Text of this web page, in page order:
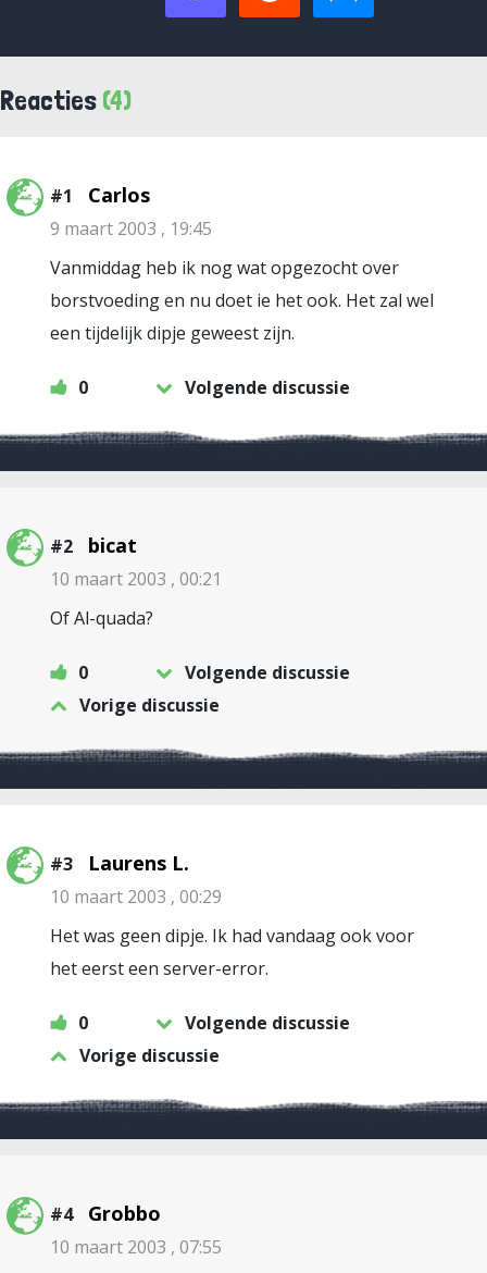
Reacties (4)
#1 Carlos
9 maart 2003 , 19:45
Vanmiddag heb ik nog wat opgezocht over
borstvoeding en nu doet ie het ook. Het zal wel
een tijdelijk dipje geweest zijn.
0 Volgende discussie
#2 bicat
10 maart 2003 , 00:21
Of Al-quada?
0
Volgende discussie
Vorige discussie
#3 Laurens L.
10 maart 2003 , 00:29
Het was geen dipje. Ik had vandaag ook voor
het eerst een server-error.
0
Volgende discussie
Vorige discussie
#4 Grobbo
10 maart 2003 , 07:55